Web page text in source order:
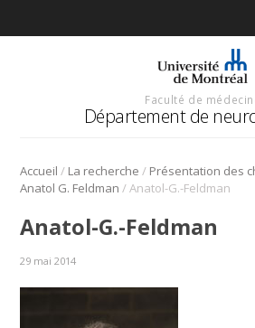
Faculté de
Département de
Accueil / La recherche /
Anatol G. Feldman /Anatol-G.-Feldman
Anatol-G.-Feldman
29 mai 2014